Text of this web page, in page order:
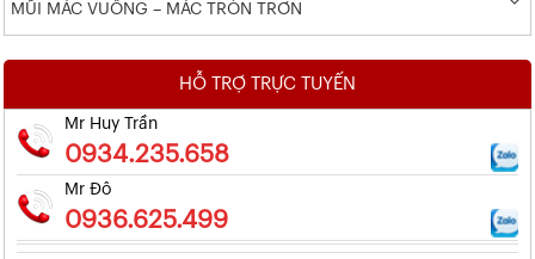
MŨI MÁC VUÔNG – MÁC TRÒN TRƠN
HỖ TRỢ TRỰC TUYẾN
Mr Huy Trần
0934.235.658
Mr Đô
0936.625.499